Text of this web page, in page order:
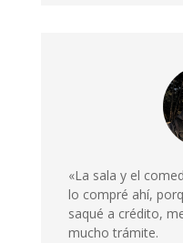
«La sala y el
lo compré ahí,
saqué a crédito,
mucho trámite.